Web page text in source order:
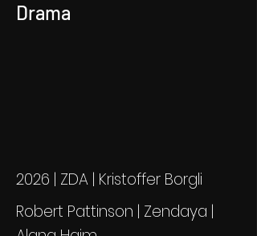
Drama
2026 | ZDA | Kristoffer Borgli
Robert Pattinson | Zendaya |